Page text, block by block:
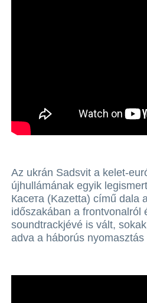
Az ukrán Sadsvit a kelet-
újhullámának egyik
Касета (Kazetta) című dala
időszakában a frontvonalról
soundtrackjévé is vált,
adva a háborús